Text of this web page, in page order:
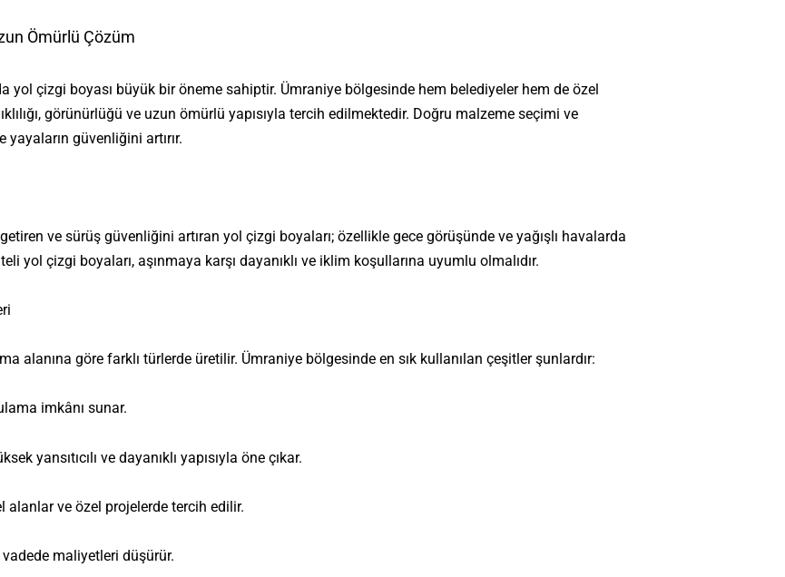
Ömürlü Çözüm
yol çizgi boyası büyük bir öneme sahiptir. Ümraniye bölgesinde hem belediyeler hem de özel
görünürlüğü ve uzun ömürlü yapısıyla tercih edilmektedir. Doğru malzeme seçimi ve
güvenliğini artırır.
ve sürüş güvenliğini artıran yol çizgi boyaları; özellikle gece görüşünde ve yağışlı havalarda
yol çizgi boyaları, aşınmaya karşı dayanıklı ve iklim koşullarına uyumlu olmalıdır.
alanına göre farklı türlerde üretilir. Ümraniye bölgesinde en sık kullanılan çeşitler şunlardır:
imkânı sunar.
yansıtıcılı ve dayanıklı yapısıyla öne çıkar.
alanlar ve özel projelerde tercih edilir.
maliyetleri düşürür.